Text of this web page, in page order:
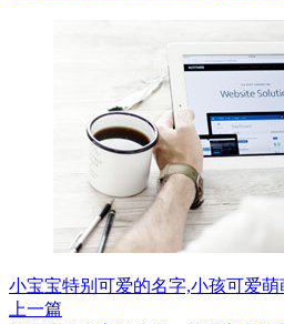
小宝宝特别可爱的名字,小孩可爱
上一篇